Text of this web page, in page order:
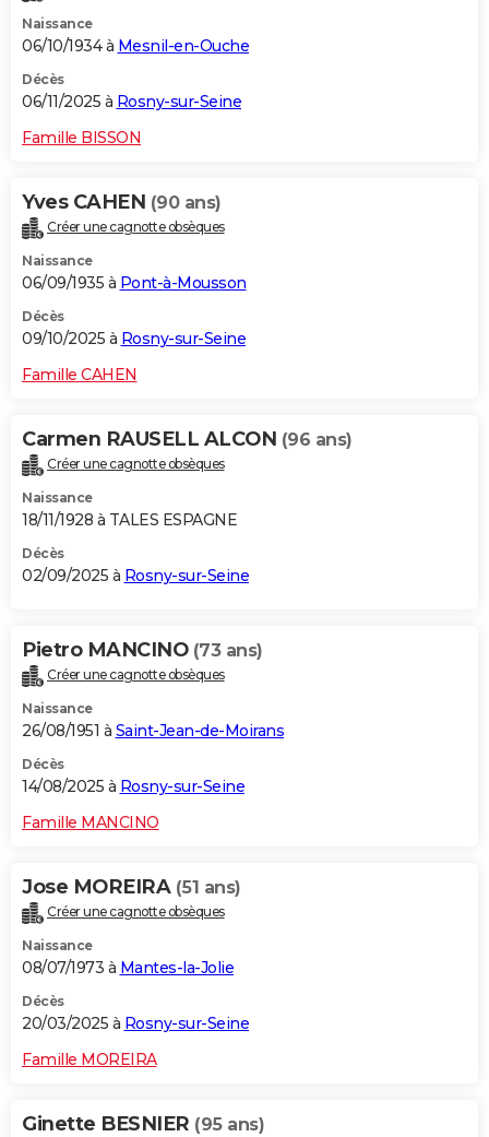
Naissance
06/10/1934 à Mesnil-en-Ouche
Décès
06/11/2025 à Rosny-sur-Seine
Famille BISSON
Yves CAHEN (90 ans)
Créer une cagnotte obsèques
Naissance
06/09/1935 à Pont-à-Mousson
Décès
09/10/2025 à Rosny-sur-Seine
Famille CAHEN
Carmen RAUSELL ALCON (96 ans)
Créer une cagnotte obsèques
Naissance
18/11/1928 à TALES ESPAGNE
Décès
02/09/2025 à Rosny-sur-Seine
Pietro MANCINO (73 ans)
Créer une cagnotte obsèques
Naissance
26/08/1951 à Saint-Jean-de-Moirans
Décès
14/08/2025 à Rosny-sur-Seine
Famille MANCINO
Jose MOREIRA (51 ans)
Créer une cagnotte obsèques
Naissance
08/07/1973 à Mantes-la-Jolie
Décès
20/03/2025 à Rosny-sur-Seine
Famille MOREIRA
Ginette BESNIER (95 ans)